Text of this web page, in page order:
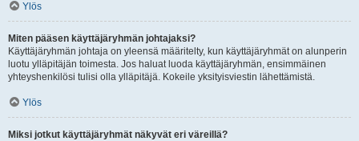
Ylös
Miten pääsen käyttäjäryhmän johtajaksi?
Käyttäjäryhmän johtaja on yleensä määritelty, kun käyttäjäryhmät on alunperin
luotu ylläpitäjän toimesta. Jos haluat luoda käyttäjäryhmän, ensimmäinen
yhteyshenkilösi tulisi olla ylläpitäjä. Kokeile yksityisviestin lähettämistä.
Ylös
Miksi jotkut käyttäjäryhmät näkyvät eri väreillä?